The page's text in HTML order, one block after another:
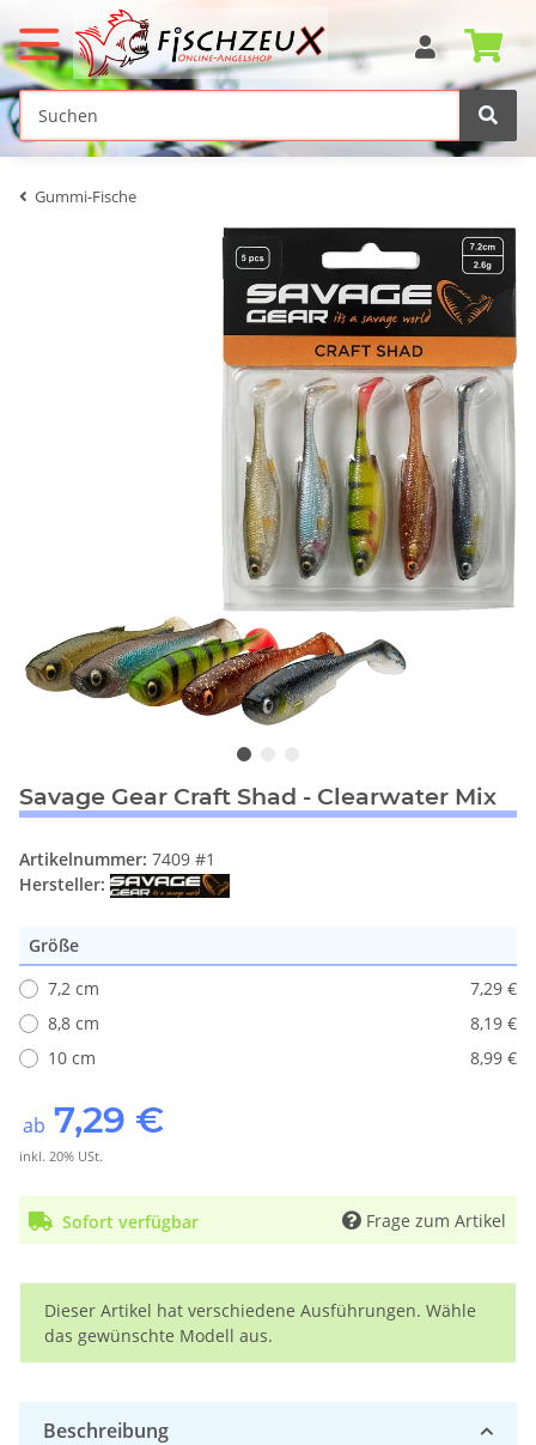
Gummi-Fische
Savage Gear Craft Shad - Clearwater Mix
Artikelnummer: 7409 #1
Hersteller:
Größe
7,2 cm
7,29 €
8,8 cm
8,19 €
10 cm
8,99 €
ab 7,29 €
inkl. 20% USt.
Sofort verfügbar Frage zum Artikel
x
Dieser Artikel hat verschiedene Ausführungen. Wähle
das gewünschte Modell aus.
Beschreibung